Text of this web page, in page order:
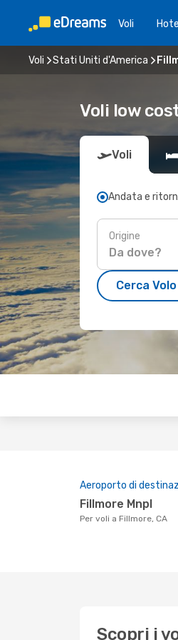
Voli Hotel
Voli Stati Uniti d'America
Voli low
Voli
Andata e
Origine
Cerca
Aeroporto di
Fillmore Mnpl
Per voli a Fillmore, CA
Scopri i